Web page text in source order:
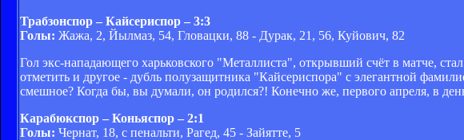
Трабзонспор – Кайсериспор – 3:3
Голы: Жажа, 2, Йылмаз, 54, Гловацки, 88 - Дурак, 21, 56, Куйович, 82
Гол экс-нападающего харьковского "Металлиста", открывший счёт в матче,
отметить и другое - дубль полузащитника "Кайсериспора" с элегантной
смешное? Когда бы, вы думали, он родился?! Конечно же, первого апреля, в
Карабюкспор – Коньяспор – 2:1
Голы: Чернат, 18, с пенальти, Рагед, 45 - Зайятте, 5